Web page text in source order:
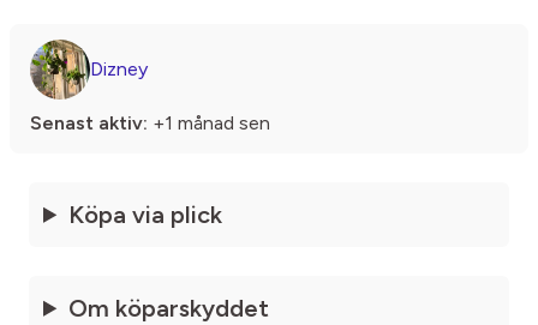
Dizney
Senast aktiv: +1 månad sen
Köpa via plick
Om köparskyddet